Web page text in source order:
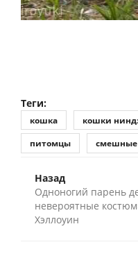
Теги:
кошка кошки
питомцы
смешные
Назад
Одноногий парень
невероятные
Хэллоуин